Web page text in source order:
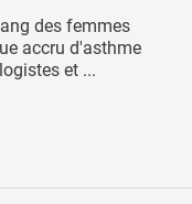
des femmes
accru d'asthme
et ...